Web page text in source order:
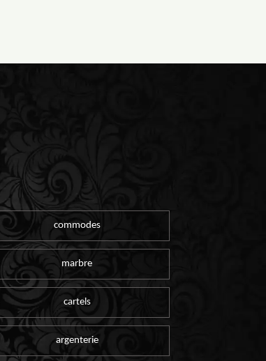
commodes
marbre
cartels
argenterie